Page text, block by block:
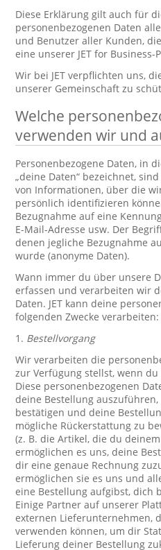
Diese Erklärung gilt auch für
personenbezogenen Daten
und Benutzer aller Kunden,
eine unserer JET for
Wir bei JET verpflichten uns,
unserer Gemeinschaft zu
Welche
verwenden wir und
Personenbezogene Daten, in
„deine Daten“ bezeichnet,
von Informationen, über die
persönlich identifizieren
Bezugnahme auf eine
E-Mail-Adresse usw. Der
denen jegliche Bezugnahme
wurde (anonyme Daten).
Wann immer du über unsere
erfassen und verarbeiten wir
Daten. JET kann deine
folgenden Zwecke verarbeiten:
1. Bestellvorgang
Wir verarbeiten die
zur Verfügung stellst, wenn
Diese personenbezogenen
deine Bestellung
bestätigen und deine
mögliche Rückerstattung zu
(z. B. die Artikel, die du
ermöglichen es uns, deine
dir eine genaue Rechnung
ermöglichen sie es uns und
eine Bestellung aufgibst, dich
Einige Partner auf unserer
externen Lieferunternehmen,
verwenden können, um dir
Lieferung deiner Bestellung